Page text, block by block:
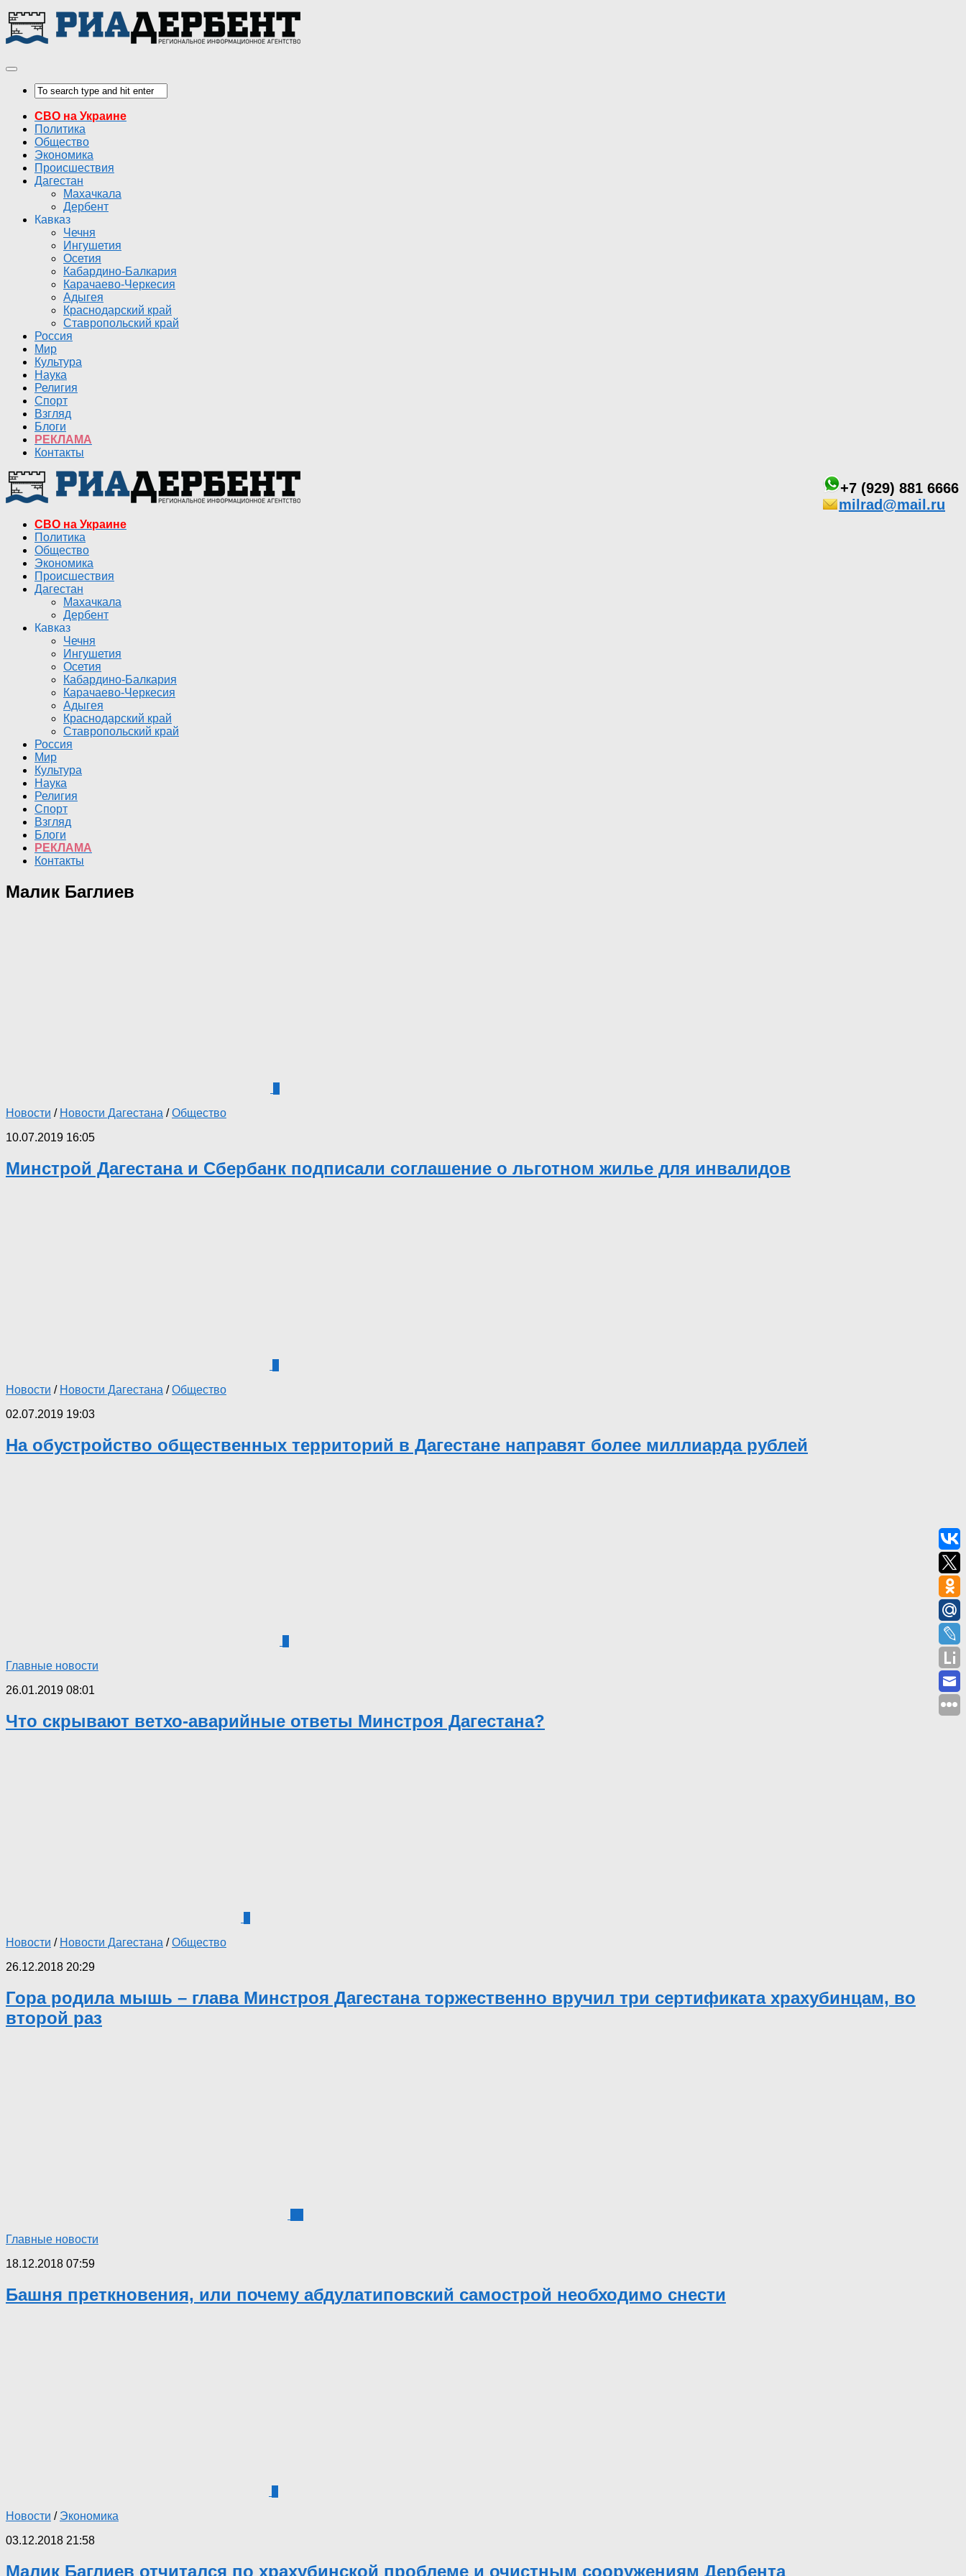
СВО на Украине
Политика
Общество
Экономика
Происшествия
Дагестан
Махачкала
Дербент
Кавказ
Чечня
Ингушетия
Осетия
Кабардино-Балкария
Карачаево-Черкесия
Адыгея
Краснодарский край
Ставропольский край
Россия
Мир
Культура
Наука
Религия
Спорт
Взгляд
Блоги
РЕКЛАМА
Контакты
+7 (929) 881 6666
milrad@mail.ru
СВО на Украине
Политика
Общество
Экономика
Происшествия
Дагестан
Махачкала
Дербент
Кавказ
Чечня
Ингушетия
Осетия
Кабардино-Балкария
Карачаево-Черкесия
Адыгея
Краснодарский край
Ставропольский край
Россия
Мир
Культура
Наука
Религия
Спорт
Взгляд
Блоги
РЕКЛАМА
Контакты
Малик Баглиев
Новости / Новости Дагестана /Общество
10.07.2019 16:05
Минстрой Дагестана и Сбербанк подписали соглашение о льготном жилье для инвалидов
Новости / Новости Дагестана /Общество
02.07.2019 19:03
На обустройство общественных территорий в Дагестане направят более миллиарда рублей
Главные новости
26.01.2019 08:01
Что скрывают ветхо-аварийные ответы Минстроя Дагестана?
Новости / Новости Дагестана /Общество
26.12.2018 20:29
Гора родила мышь – глава Минстроя Дагестана торжественно вручил три сертификата храхубинцам, во
второй раз
Главные новости
18.12.2018 07:59
Башня преткновения, или почему абдулатиповский самострой необходимо снести
Новости / Экономика
03.12.2018 21:58
Малик Баглиев отчитался по храхубинской проблеме и очистным сооружениям Дербента